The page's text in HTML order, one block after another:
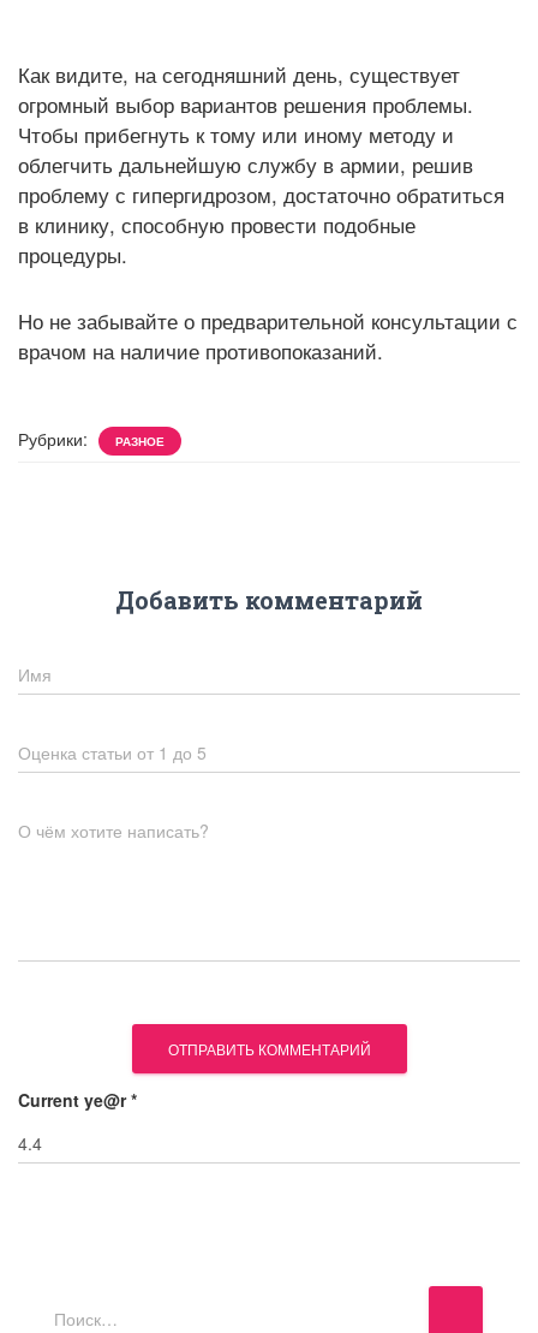
Как видите, на сегодняшний день, существует
огромный выбор вариантов решения проблемы.
Чтобы прибегнуть к тому или иному методу и
облегчить дальнейшую службу в армии, решив
проблему с гипергидрозом, достаточно обратиться
в клинику, способную провести подобные
процедуры.
Но не забывайте о предварительной консультации с
врачом на наличие противопоказаний.
Рубрики: РАЗНОЕ
Добавить комментарий
Имя
Оценка статьи от 1 до 5
О чём хотите написать?
Current ye@r*
Н
Поиск…